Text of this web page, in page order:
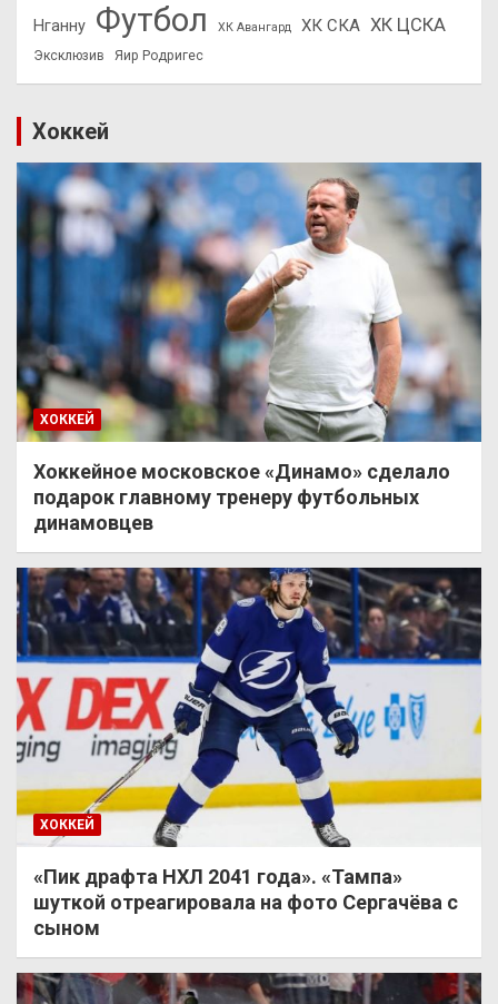
Нганну Футбол ХК Авангард ХК СКА ХК ЦСКА
Эксклюзив Яир Родригес
Хоккей
ХОККЕЙ
Хоккейное московское «Динамо» сделало
подарок главному тренеру футбольных
динамовцев
ХОККЕЙ
«Пик драфта НХЛ 2041 года». «Тампа»
шуткой отреагировала на фото Сергачёва с
сыном